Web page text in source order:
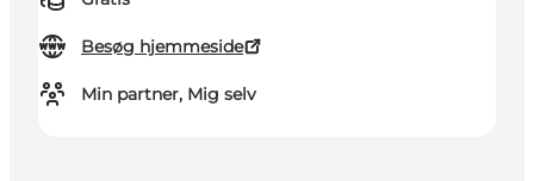
Besøg hjemmeside
Min partner, Mig selv